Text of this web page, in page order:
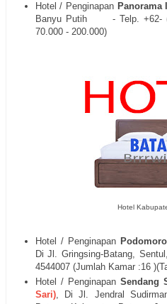
Hotel / PenginapanPanorama
Banyu Putih
- Telp. +62-
70.000 - 200.000)
Hotel
Hotel / Penginapan
DiJl. Gringsing‐Batang,
4544007 (Jumlah Kamar :16
Hotel / PenginapanSendang
Sari), DiJl. Jendral